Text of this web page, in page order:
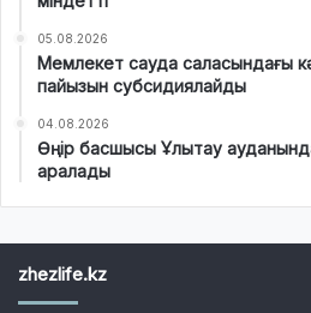
05.08.2026
Мемлекет сауда саласындағы
пайызын субсидиялайды
04.08.2026
Өңір басшысы Ұлытау
аралады
zhezlife.kz